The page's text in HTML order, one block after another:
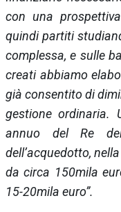
con una
quindi partiti
complessa, e sulle
creati abbiamo
già consentito di
gestione ordinaria.
annuo del Re
dell’acquedotto,
da circa 150mila
15-20mila euro”.